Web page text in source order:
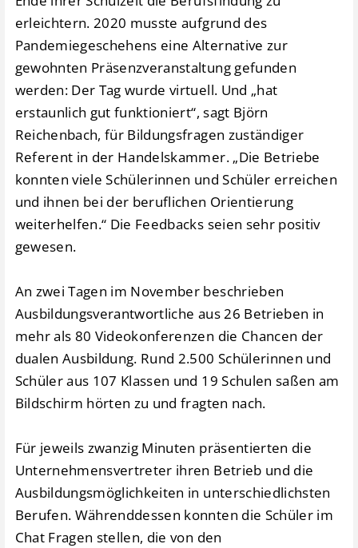
erleichtern. 2020 musste aufgrund des
Pandemiegeschehens eine Alternative zur
gewohnten Präsenzveranstaltung gefunden
werden: Der Tag wurde virtuell. Und „hat
erstaunlich gut funktioniert“, sagt Björn
Reichenbach, für Bildungsfragen zuständiger
Referent in der Handelskammer. „Die Betriebe
konnten viele Schülerinnen und Schüler erreichen
und ihnen bei der beruflichen Orientierung
weiterhelfen.“ Die Feedbacks seien sehr positiv
gewesen.
An zwei Tagen im November beschrieben
Ausbildungsverantwortliche aus 26 Betrieben in
mehr als 80 Videokonferenzen die Chancen der
dualen Ausbildung. Rund 2.500 Schülerinnen und
Schüler aus 107 Klassen und 19 Schulen saßen am
Bildschirm hörten zu und fragten nach.
Für jeweils zwanzig Minuten präsentierten die
Unternehmensvertreter ihren Betrieb und die
Ausbildungsmöglichkeiten in unterschiedlichsten
Berufen. Währenddessen konnten die Schüler im
Chat Fragen stellen, die von den